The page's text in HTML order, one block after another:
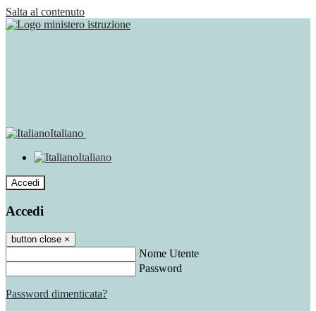
Salta al contenuto
Italiano
Italiano
Accedi
Accedi
button close ×
Nome Utente
Password
Password dimenticata?